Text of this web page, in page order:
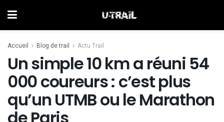
Accueil Blog de trail Actu Trail
Un simple 10 km a réuni 54
000 coureurs : c’est plus
qu’un UTMB ou le Marathon